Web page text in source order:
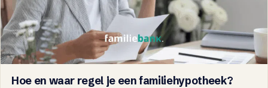
Hoe en waar regel je een familiehypotheek?